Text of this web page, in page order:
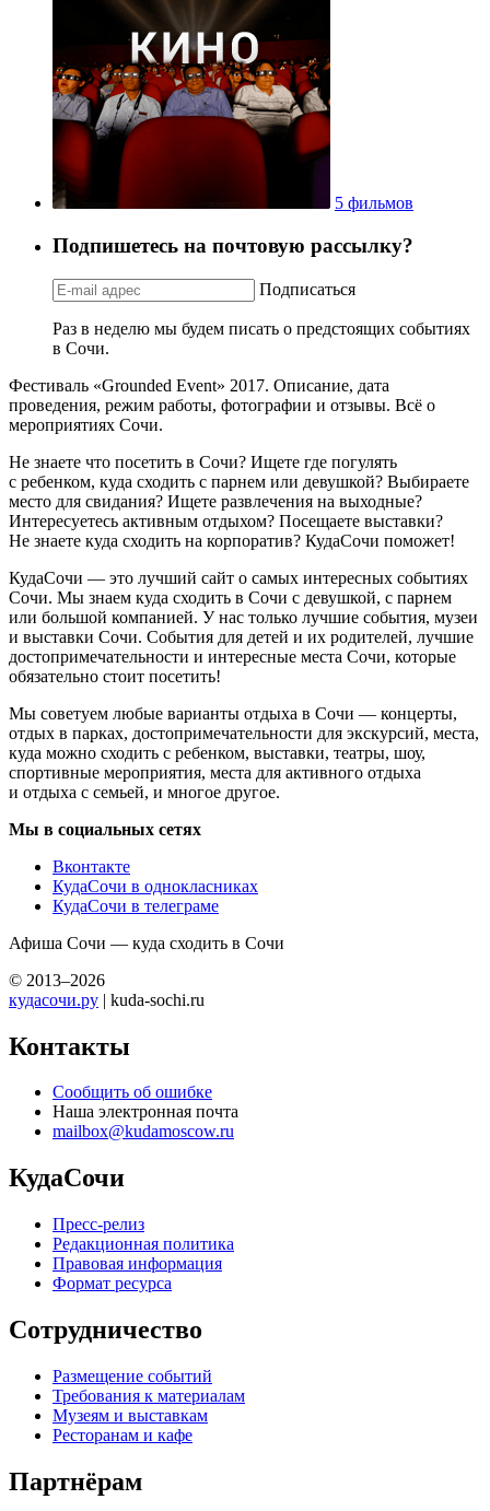
5 фильмов
Подпишетесь на почтовую рассылку?
Подписаться
Раз в неделю мы будем писать о предстоящих событиях
в Сочи.
Фестиваль «Grounded Event» 2017. Описание, дата
проведения, режим работы, фотографии и отзывы. Всё о
мероприятиях Сочи.
Не знаете что посетить в Сочи? Ищете где погулять
с ребенком, куда сходить с парнем или девушкой? Выбираете
место для свидания? Ищете развлечения на выходные?
Интересуетесь активным отдыхом? Посещаете выставки?
Не знаете куда сходить на корпоратив? КудаСочи поможет!
КудаСочи — это лучший сайт о самых интересных событиях
Сочи. Мы знаем куда сходить в Сочи с девушкой, с парнем
или большой компанией. У нас только лучшие события, музеи
и выставки Сочи. События для детей и их родителей, лучшие
достопримечательности и интересные места Сочи, которые
обязательно стоит посетить!
Мы советуем любые варианты отдыха в Сочи — концерты,
отдых в парках, достопримечательности для экскурсий, места,
куда можно сходить с ребенком, выставки, театры, шоу,
спортивные мероприятия, места для активного отдыха
и отдыха с семьей, и многое другое.
Мы в социальных сетях
Вконтакте
КудаСочи в однокласниках
КудаСочи в телеграме
Афиша Сочи — куда сходить в Сочи
© 2013–2026
кудасочи.ру | kuda-sochi.ru
Контакты
Сообщить об ошибке
Наша электронная почта
mailbox@kudamoscow.ru
КудаСочи
Пресс-релиз
Редакционная политика
Правовая информация
Формат ресурса
Сотрудничество
Размещение событий
Требования к материалам
Музеям и выставкам
Ресторанам и кафе
Партнёрам